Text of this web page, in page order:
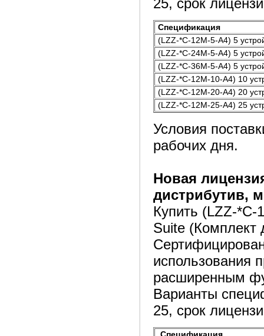
Спецификация
(LZZ-*C-12M-5-A4) 5
(LZZ-*C-24M-5-A4) 5
(LZZ-*C-36M-5-A4) 5
(LZZ-*C-12M-10-A4) 10
(LZZ-*C-12M-20-A4) 20
(LZZ-*C-12M-25-A4) 25
Условия
рабочих дня.
Новая
дистрибутив,
Купить (LZZ-
Suite (Комплект
использования
расширенным
Варианты
25, срок
Спецификация